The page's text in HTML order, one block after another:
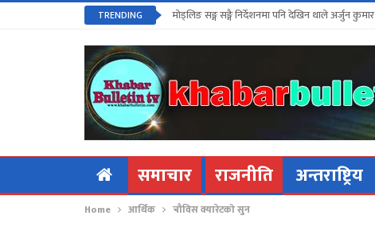
TRENDING मोड्लिङ सङ्ग सङ्गै निर्देशनमा पनि देखिन थाले अर्जुन कुमार
समाचार राजनीति अन्तराष्ट्रिय
Home आर्थिक चौविस क्यारेटको सुन